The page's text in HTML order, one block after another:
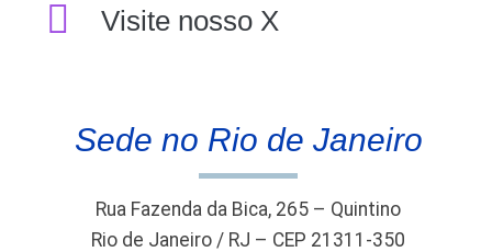
Visite nosso X
Sede no Rio de Janeiro
Rua Fazenda da Bica, 265 – Quintino
Rio de Janeiro / RJ – CEP 21311-350